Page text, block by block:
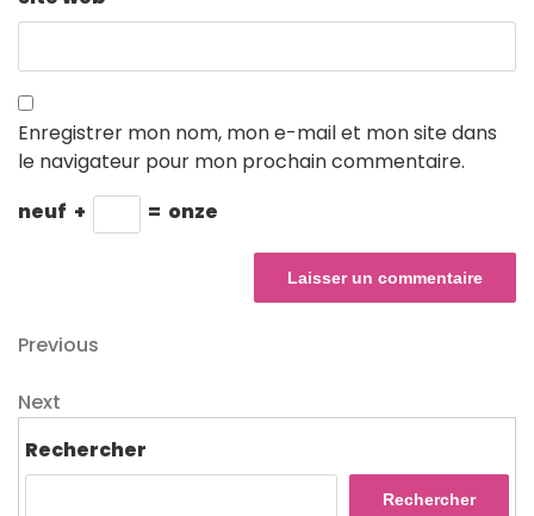
Enregistrer mon nom, mon e-mail et mon site dans
le navigateur pour mon prochain commentaire.
neuf + = onze
Navigation
de
l’article
Previous
Previous
Next
Next
Rechercher
Rechercher